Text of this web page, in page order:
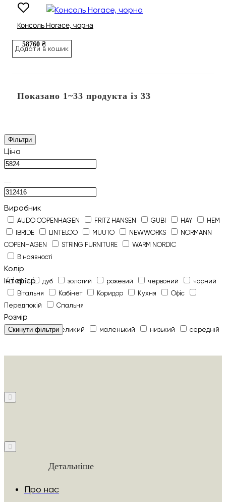
Консоль Horace, чорна
58760 ₴
Додати в кошик
Показано 1~33 продукта із 33
Фільтри
Ціна
Виробник
AUDO COPENHAGEN FRITZ HANSEN GUBI HAY
HEM
IBRIDE
LINTELOO MUUTO NEWWORKS
NORMANN
COPENHAGEN
STRING FURNITURE
WARM NORDIC
В наявності
Колір
білі дуб золотий рожевий червоний чорний
Інтер'єр
Вітальня Кабінет Коридор Кухня
Офіс
Передпокій
Спальня
Розмір
5 158 великий маленький низький середній
Скинути фільтри
Детальніше
Про нас